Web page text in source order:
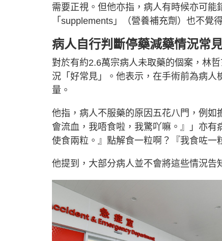
需要正視。但他亦指，病人有時候亦可
「supplements」（營養補充劑）也不覺
病人自行判斷停藥減藥情況常
對於有約2.6萬宗病人未取藥的個案，林
況「好常見」。他表示，在手術前為病
量。
他指，病人不服藥的原因五花八門，例
會流血，我唔食啦，我驚吖嘛。』」亦
使食兩粒。』點解食一粒啊？『我食咗一
他提到，大部分病人並不會將這些情況告